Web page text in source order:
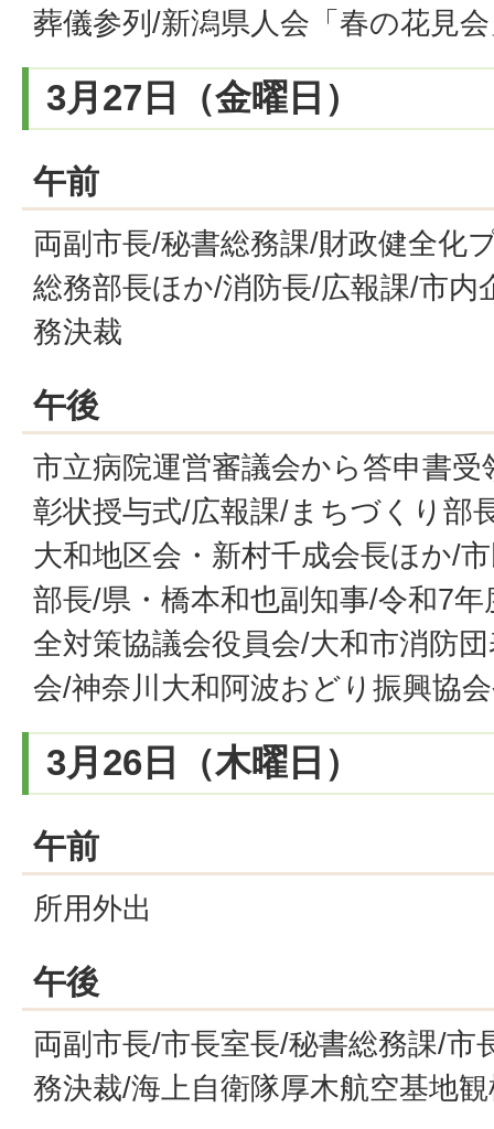
葬儀参列/新潟県人会「春の花見
3月27日（金曜日）
午前
両副市長/秘書総務課/財政健全化
総務部長ほか/消防長/広報課/市内
務決裁
午後
市立病院運営審議会から答申書
彰状授与式/広報課/まちづくり部
大和地区会・新村千成会長ほか/
部長/県・橋本和也副知事/令和7
全対策協議会役員会/大和市消防
会/神奈川大和阿波おどり振興協
3月26日（木曜日）
午前
所用外出
午後
両副市長/市長室長/秘書総務課/市
務決裁/海上自衛隊厚木航空基地